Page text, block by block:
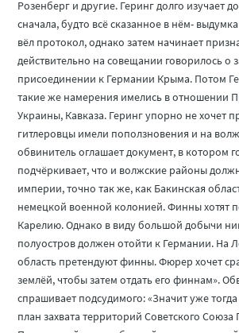
Розенберг и другие. Геринг долго изучает
сначала, будто всё сказанное в нём-
вёл протокол, однако затем начинает
действительно на совещании говорилось о
присоединении к Германии Крыма. Потом
такие же намерения имелись в отношении
Украины, Кавказа. Геринг упорно не хочет
гитлеровцы имели поползновения и на
обвинитель оглашает документ, в котором
подчёркивает, что и волжские районы
империи, точно так же, как Бакинская
немецкой военной колонией. Финны хотят
Карелию. Однако в виду большой добычи
полуостров должен отойти к Германии. На
область претендуют финны. Фюрер хочет
землёй, чтобы затем отдать его финнам».
спрашивает подсудимого: «Значит уже
план захвата территорий Советского Союза